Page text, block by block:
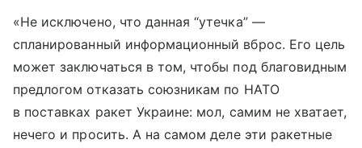
«Не исключено, что данная “утечка” —
спланированный информационный вброс. Его цель
может заключаться в том, чтобы под благовидным
предлогом отказать союзникам по НАТО
в поставках ракет Украине: мол, самим не хватает,
нечего и просить. А на самом деле эти ракетные